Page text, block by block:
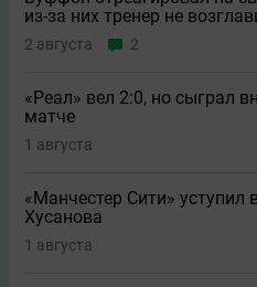
из-за них тренер не
2 августа 2
«Реал» вел 2:0, но сыграл
матче
1 августа
«Манчестер Сити» уступил
Хусанова
1 августа